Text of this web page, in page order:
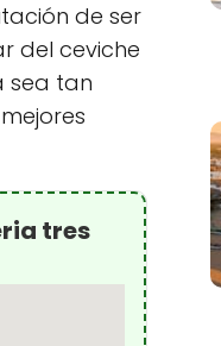
de ser
del ceviche
sea tan
tres